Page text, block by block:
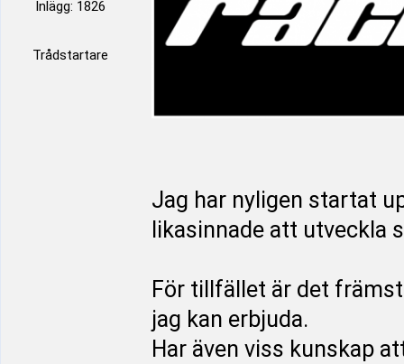
Inlägg: 1826
Trådstartare
Jag har nyligen startat
likasinnade att utveckla
För tillfället är det
jag kan erbjuda.
Har även viss kunskap